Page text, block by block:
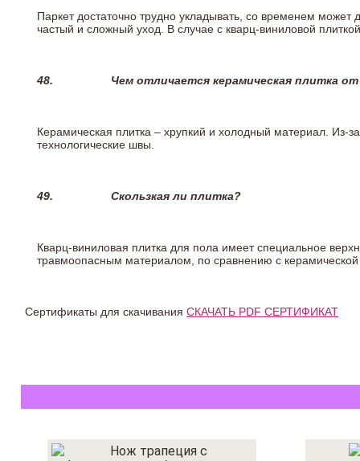
Паркет достаточно трудно укладывать, со временем
частый и сложный уход. В случае с кварц-виниловой
48. Чем отличается керамическая плитка
Керамическая плитка – хрупкий и холодный материал. Из-
технологические швы.
49. Скользкая ли плитка?
Кварц-виниловая плитка для пола имеет специальное
травмоопасным материалом, по сравнению с
Сертификаты для скачивания СКАЧАТЬ PDF СЕРТИФИКАТ